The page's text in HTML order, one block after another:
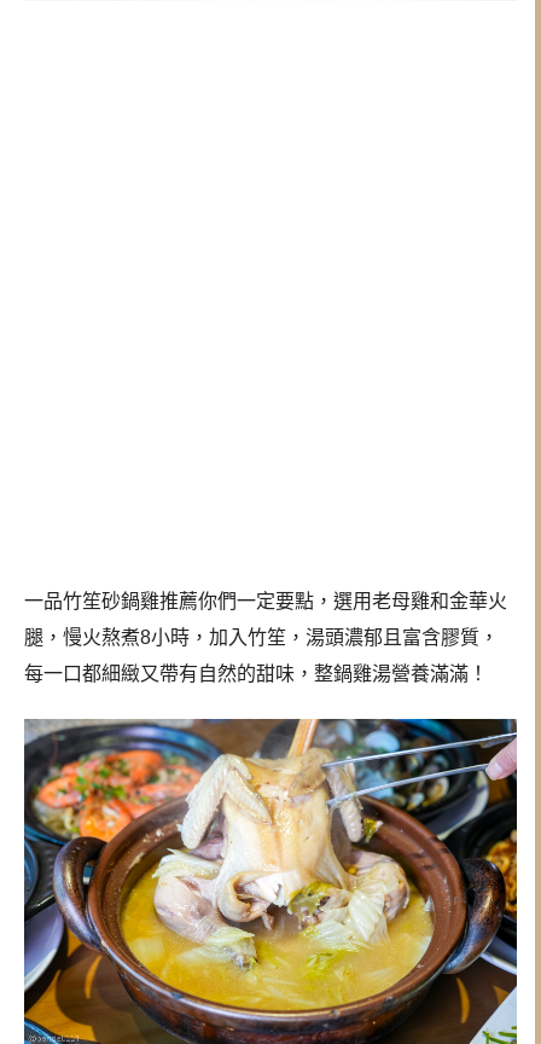
一品竹笙砂鍋雞推薦你們一定要點，選用老母雞和金華火
腿，慢火熬煮8小時，加入竹笙，湯頭濃郁且富含膠質，
每一口都細緻又帶有自然的甜味，整鍋雞湯營養滿滿！